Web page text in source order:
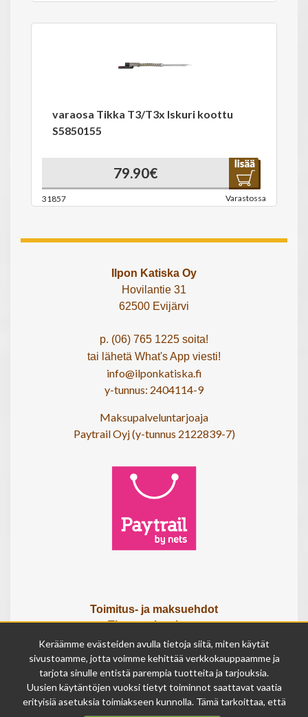
varaosa Tikka T3/T3x Iskuri koottu
S5850155
79.90€
31857 Varastossa
Ilpon Katiska Oy
Hovilantie 31
62500 Evijärvi
p. (06) 765 1225 soita!
tai lähetä What's App viesti!
info@ilponkatiska.fi
y-tunnus: 2404114-9
Maksupalveluntarjoaja
Paytrail Oyj (y-tunnus 2122839-7)
Toimitus- ja maksuehdot
Tietosuojaseloste
Tietoa meistä
Osta lahjakortti
Tilauksen peruutuslomake
Olemme avoinna
Keräämme evästeiden avulla tietoja siitä, miten käytät
sivustoamme, jotta voimme kehittää verkkokauppaamme ja
tarjota sinulle entistä parempia tuotteita ja tarjouksia.
Uusien käytäntöjen vuoksi tietyt toiminnot saattavat vaatia
erityisiä asetuksia toimiakseen kunnolla. Tämä tarkoittaa, että